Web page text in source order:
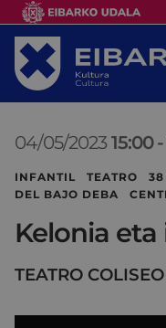
04/05/2023 15:00 -
INFANTIL TEATRO 38
DEL BAJO DEBA
Kelonia eta
TEATRO COLISEO